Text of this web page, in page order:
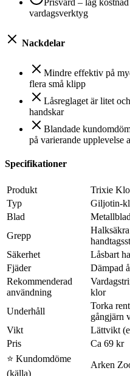
vardagsverktyg
Nackdelar
Mind­re effektiv på
flera små klipp
Låsreglaget är litet
handskar
Blandade
på varierande upplevelse
Specifikationer
Produkt
Trixie
Typ
Giljotin-
Blad
Grepp
Säkerhet
Låsbart
Fjäder
Dämpad
Rekommenderad
användning
klor
Underhåll
Torka
gångjärn
Vikt
Lättvikt
Pris
Ca 69 kr
⭐ Kundomdöme
(källa)
Arken